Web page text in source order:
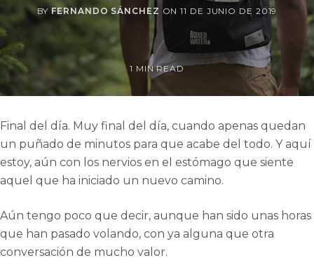
BYFERNANDO SÁNCHEZ ON11 DE JUNIO DE 2019
1 MIN READ
Final del día. Muy final del día, cuando apenas quedan
un puñado de minutos para que acabe del todo. Y aquí
estoy, aún con los nervios en el estómago que siente
aquel que ha iniciado un nuevo camino.
Aún tengo poco que decir, aunque han sido unas horas
que han pasado volando, con ya alguna que otra
conversación de mucho valor.